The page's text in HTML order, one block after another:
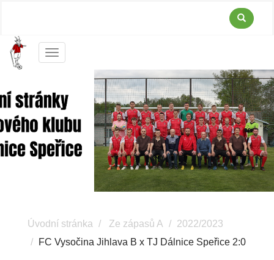
Menu
Úvodní stránka Ze zápasů A
2022/2023
FC Vysočina Jihlava B x TJ Dálnice Speřice 2:0